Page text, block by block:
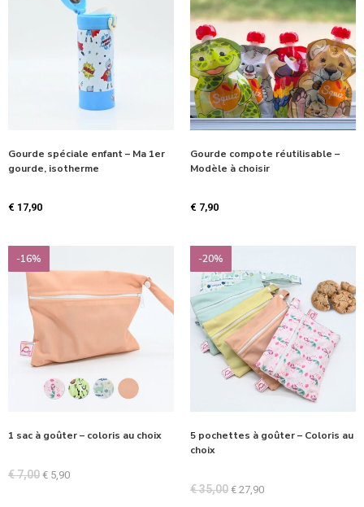
Gourde spéciale enfant – Ma 1er
gourde, isotherme
€ 17,90
Gourde compote réutilisable –
Modèle à choisir
€ 7,90
-16%
1 sac à goûter – coloris au choix
€7,00 € 5,90
-20%
5 pochettes à goûter – Coloris au
choix
€35,00 € 27,90